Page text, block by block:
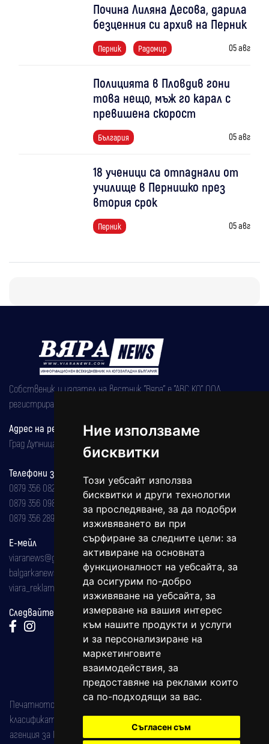
Ние използваме
бисквитки
Този уебсайт използва
бисквитки и други технологии
за проследяване, за да подобри
изживяването ви при
сърфиране за следните цели: за
активиране на основната
функционалност на уебсайта, за
да осигурим по-добро
изживяване на уебсайта, за
измерване на вашия интерес
към нашите продукти и услуги
и за персонализиране на
маркетинговите
взаимодействия, за
предоставяне на реклами които
са по-подходящи за вас.
Съгласен съм
Почина Лиляна Десова, дарила
безценния си архив на Перник
Перник Радомир 05 авг
Полицията в Пловдив гони
това нещо, мъж го карал с
превишена скорост
България 05 авг
18 ученици са отпаднали от
училище в Пернишко през
втория срок
Перник 05 авг
Собственик и издател на вестник "Вяра" е "АВС КО" ООД,
регистрирана на 08.05.2002 година.
Адрес на редакцията
Град Дупница, ул.''Христо Ботев" 43
Телефони за реклама и абонаменти
0879 356 082
0879 356 098
0879 356 289
Е-мейл
viaranews@gmail.com
balgarkanews@gmail.com
viara_reklama@mail.bg
Следвайте ни:
Печатното издание на вестника е регистрирано в националния
класификатор на печатните издания (Българска национална
агенция за ISSN) под номер: ISSN 1312-4722.